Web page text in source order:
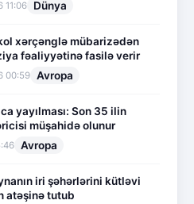
11:06 Dünya
xərçənglə mübarizədən
fəaliyyətinə fasilə verir
00:59 Avropa
yayılması: Son 35 ilin
müşahidə olunur
Avropa
iri şəhərlərini kütləvi
atəşinə tutub